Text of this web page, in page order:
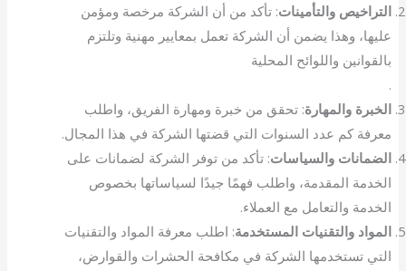
التراخيص والتأمينات: تأكد من أن الشركة مرخصة ومؤمن
عليها، وهذا يضمن أن الشركة تعمل بمعايير مهنية وتلتزم
بالقوانين واللوائح المحلية
.
الخبرة والمهارة: تحقق من خبرة ومهارة الفريق، واطلب
معرفة كم عدد السنوات التي قضتها الشركة في هذا المجال.
الضمانات والسياسات: تأكد من توفر الشركة لضمانات على
الخدمة المقدمة، واطلب فهمًا جيدًا لسياساتها بخصوص
الخدمة والتعامل مع العملاء.
المواد والتقنيات المستخدمة: اطلب معرفة المواد والتقنيات
التي تستخدمها الشركة في مكافحة الحشرات والقوارض،